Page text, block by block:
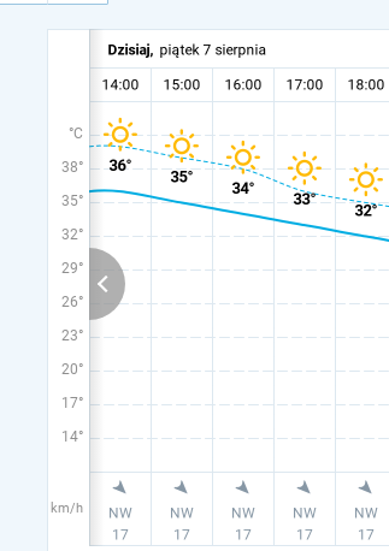
°C
38°
35°
32°
29°
26°
23°
20°
17°
14°
km/h